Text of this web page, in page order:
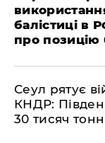
балістиці в
про позицію
​Сеул рятує
КНДР:
30 тисяч